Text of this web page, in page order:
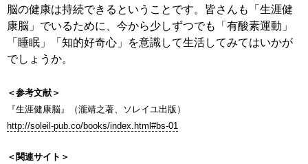
脳の健康は持続できるということです。皆さんも「生涯健
康脳」でいるために、今から少しずつでも「有酸素運動」
「睡眠」「知的好奇心」を意識して生活してみてはいかが
でしょうか。
＜参考文献＞
『生涯健康脳』（瀧靖之著、ソレイユ出版）
http://soleil-pub.co/books/index.html#bs-01
＜関連サイト＞